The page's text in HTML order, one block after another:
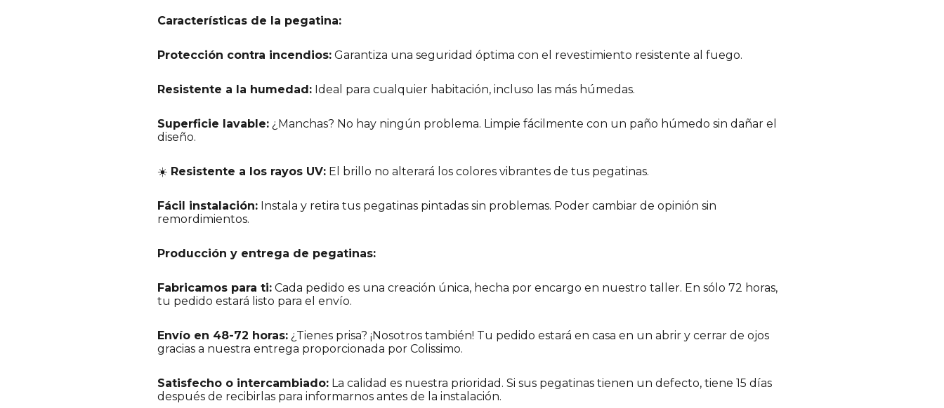
Características de la pegatina:
Protección contra incendios: Garantiza una seguridad óptima con el revestimiento resistente al fuego.
Resistente a la humedad: Ideal para cualquier habitación, incluso las más húmedas.
Superficie lavable: ¿Manchas? No hay ningún problema. Limpie fácilmente con un paño húmedo sin dañar el
diseño.
☀️ Resistente a los rayos UV: El brillo no alterará los colores vibrantes de tus pegatinas.
Fácil instalación: Instala y retira tus pegatinas pintadas sin problemas. Poder cambiar de opinión sin
remordimientos.
Producción y entrega de pegatinas:
Fabricamos para ti: Cada pedido es una creación única, hecha por encargo en nuestro taller. En sólo 72 horas,
tu pedido estará listo para el envío.
Envío en 48-72 horas: ¿Tienes prisa? ¡Nosotros también! Tu pedido estará en casa en un abrir y cerrar de ojos
gracias a nuestra entrega proporcionada por Colissimo.
Satisfecho o intercambiado: La calidad es nuestra prioridad. Si sus pegatinas tienen un defecto, tiene 15 días
después de recibirlas para informarnos antes de la instalación.